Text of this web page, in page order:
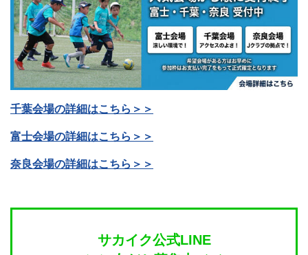
千葉会場の詳細はこちら＞＞
富士会場の詳細はこちら＞＞
奈良会場の詳細はこちら＞＞
サカイク公式LINE